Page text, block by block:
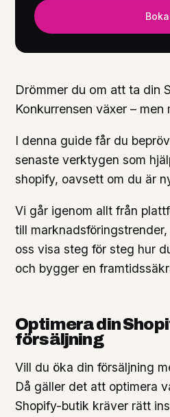
Drömmer du om att ta din
Konkurrensen växer –
I denna guide får du
senaste verktygen som
shopify, oavsett om du är
Vi går igenom allt från
till
oss visa steg för steg hur
och bygger en
Optimera din
försäljning
Vill du öka din försäljning
Då gäller det att optimera
Shopify-butik kräver rätt